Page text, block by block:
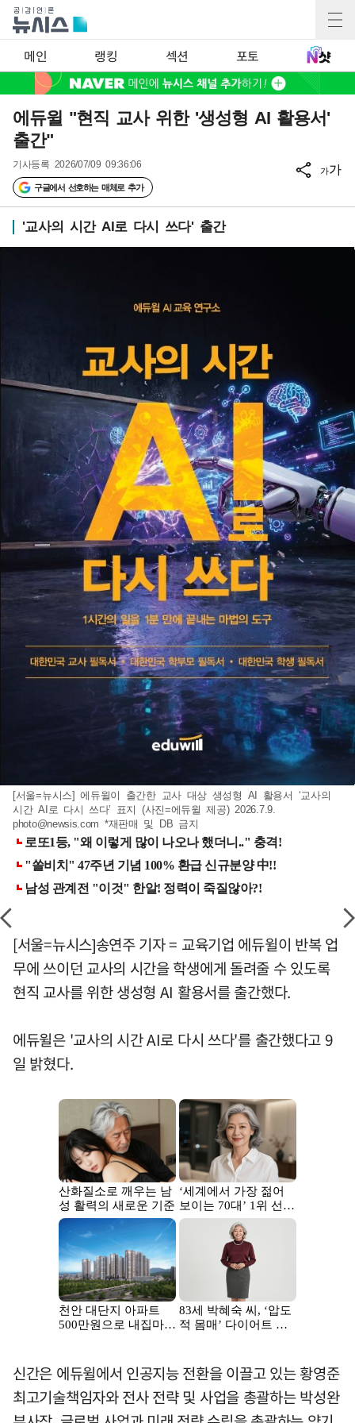
메인 랭킹 섹션 포토
에듀윌 "현직 교사 위한 '생성형 AI 활용서'
출간"
기사등록 2026/07/09 09:36:06
구글에서 선호하는 매체로 추가
가가
'교사의 시간 AI로 다시 쓰다' 출간
[서울=뉴시스] 에듀윌이 출간한 교사 대상 생성형 AI 활용서 ‘교사의
시간 AI로 다시 쓰다’ 표지 (사진=에듀윌 제공) 2026.7.9.
photo@newsis.com *재판매 및 DB 금지
[서울=뉴시스]송연주 기자 = 교육기업 에듀윌이 반복 업
무에 쓰이던 교사의 시간을 학생에게 돌려줄 수 있도록
현직 교사를 위한 생성형 AI 활용서를 출간했다.
에듀윌은 '교사의 시간 AI로 다시 쓰다'를 출간했다고 9
일 밝혔다.
신간은 에듀윌에서 인공지능 전환을 이끌고 있는 황영준
최고기술책임자와 전사 전략 및 사업을 총괄하는 박성완